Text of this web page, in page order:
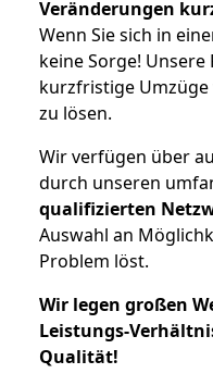
Veränderungen
Wenn Sie sich in
keine Sorge! Unsere
kurzfristige Umzüge
zu lösen.
Wir verfügen über
durch unseren
qualifizierten
Auswahl an
Problem löst.
Wir legen großen
Leistungs-
Qualität!